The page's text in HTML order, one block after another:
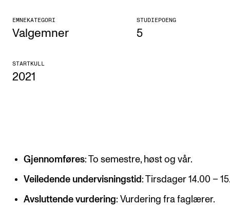
KONSERTER
Gjennomføre konserter og arrangementer
Offentlige konserter
Sibelius – Notation Software
EMNEKATEGORI
Valgemner
STUDIEPOENG
5
STARTKULL
2021
Gjennomføres: To semestre, høst og vår.
Veiledende undervisningstid : Tirsdager 14.00 –
Avsluttende vurdering: Vurdering fra faglærer.